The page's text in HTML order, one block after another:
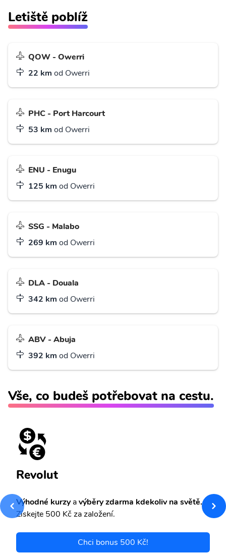
Letiště poblíž
QOW - Owerri
22 km od Owerri
PHC - Port Harcourt
53 km od Owerri
ENU - Enugu
125 km od Owerri
SSG - Malabo
269 km od Owerri
DLA - Douala
342 km od Owerri
ABV - Abuja
392 km od Owerri
Vše, co budeš potřebovat na cestu.
Revolut
Výhodné kurzyavýběry zdarma kdekoliv na světě.
Získejte 500 Kč za založení.
Chci bonus 500 Kč!